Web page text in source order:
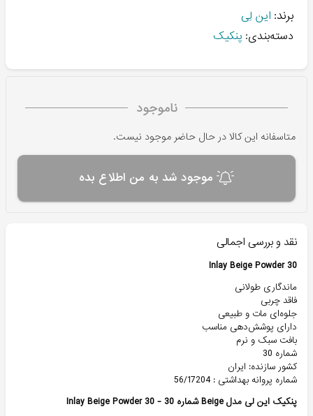
برند: این لِی
دسته‌بندی: پنکیک
ناموجود
متاسفانه این کالا در حال حاضر موجود نیست.
موجود شد به من اطلاع بده
نقد و بررسی اجمالی
Inlay Beige Powder 30
ماندگاری طولانی
فاقد چربی
جلوه‌ای مات و طبیعی
دارای پوشش‌دهی مناسب
بافت سبک و نرم
شماره 30
کشور سازنده: ایران
شماره پروانه بهداشتی : 56/17204
پنکیک این لی مدل Beige شماره 30 - Inlay Beige Powder 30